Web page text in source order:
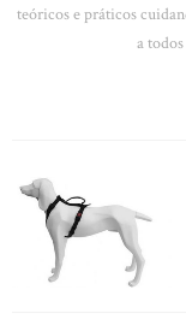
teóricos e práticos
a